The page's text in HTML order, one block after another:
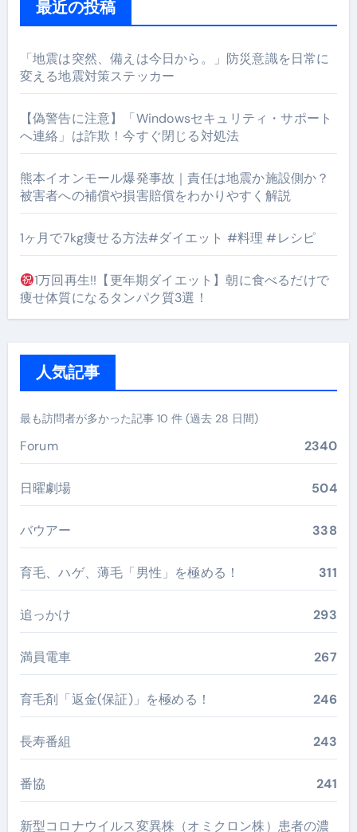
最近の投稿
「地震は突然、備えは今日から。」防災意識を日常に
変える地震対策ステッカー
【偽警告に注意】「Windowsセキュリティ・サポート
へ連絡」は詐欺！今すぐ閉じる対処法
熊本イオンモール爆発事故｜責任は地震か施設側か？
被害者への補償や損害賠償をわかりやすく解説
1ヶ月で7kg痩せる方法#ダイエット #料理 #レシピ
1万回再生!!【更年期ダイエット】朝に食べるだけで
痩せ体質になるタンパク質3選！
人気記事
最も訪問者が多かった記事 10 件 (過去 28 日間)
Forum 2340
日曜劇場 504
バウアー 338
育毛、ハゲ、薄毛「男性」を極める！ 311
追っかけ 293
満員電車 267
育毛剤「返金(保証)」を極める！ 246
長寿番組 243
番協 241
新型コロナウイルス変異株（オミクロン株）患者の濃